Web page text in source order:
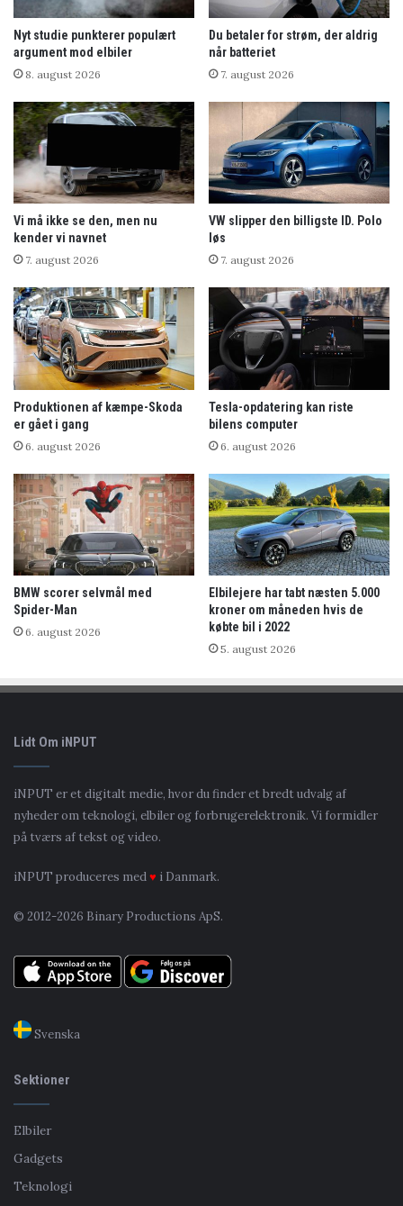
Nyt studie punkterer populært
argument mod elbiler
8. august 2026
Du betaler for strøm, der aldrig
når batteriet
7. august 2026
Vi må ikke se den, men nu
kender vi navnet
7. august 2026
VW slipper den billigste ID. Polo
løs
7. august 2026
Produktionen af kæmpe-Skoda
er gået i gang
6. august 2026
Tesla-opdatering kan riste
bilens computer
6. august 2026
BMW scorer selvmål med
Spider-Man
6. august 2026
Elbilejere har tabt næsten 5.000
kroner om måneden hvis de
købte bil i 2022
5. august 2026
Lidt Om iNPUT
iNPUT er et digitalt medie, hvor du finder et bredt udvalg af
nyheder om teknologi, elbiler og forbrugerelektronik. Vi formidler
på tværs af tekst og video.
iNPUT produceres med♥ i Danmark.
© 2012-2026 Binary Productions ApS.
Svenska
Sektioner
Elbiler
Gadgets
Teknologi